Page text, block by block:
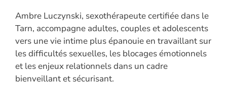
Ambre Luczynski, sexothérapeute certifiée dans le
Tarn, accompagne adultes, couples et adolescents
vers une vie intime plus épanouie en travaillant sur
les difficultés sexuelles, les blocages émotionnels
et les enjeux relationnels dans un cadre
bienveillant et sécurisant.